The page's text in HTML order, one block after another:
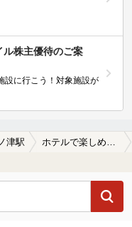
ル株主優待のご案
設に行こう！対象施設が
津駅 ホテルで楽しめる米ノ津駅近くの温泉、日帰り温泉、スーパー銭湯おすすめ